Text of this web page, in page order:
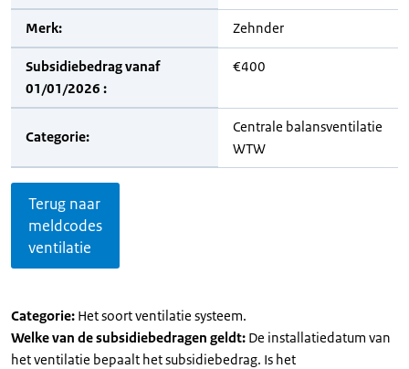
Merk: Zehnder
Subsidiebedrag vanaf
01/01/2026 :
€400
Categorie:
Centrale balansventilatie
WTW
Terug naar
meldcodes
ventilatie
Categorie: Het soort ventilatie systeem.
Welke van de subsidiebedragen geldt: De installatiedatum van
het ventilatie bepaalt het subsidiebedrag. Is het